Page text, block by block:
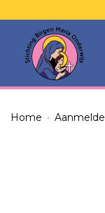
Home